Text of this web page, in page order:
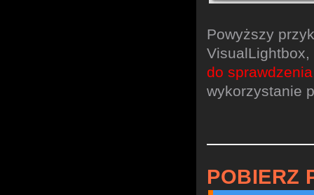
Powyższy
VisualLightbox,
do
wykorzystanie
POBIERZ